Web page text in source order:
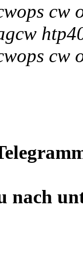
cw
nach